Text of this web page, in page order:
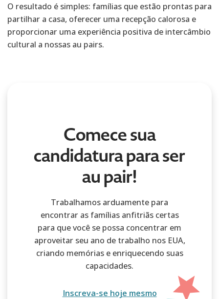
O resultado é simples: famílias que estão prontas para
partilhar a casa, oferecer uma recepção calorosa e
proporcionar uma experiência positiva de intercâmbio
cultural a nossas au pairs.
Comece sua
candidatura para ser
au pair!
Trabalhamos arduamente para
encontrar as famílias anfitriãs certas
para que você se possa concentrar em
aproveitar seu ano de trabalho nos EUA,
criando memórias e enriquecendo suas
capacidades.
Inscreva-se hoje mesmo